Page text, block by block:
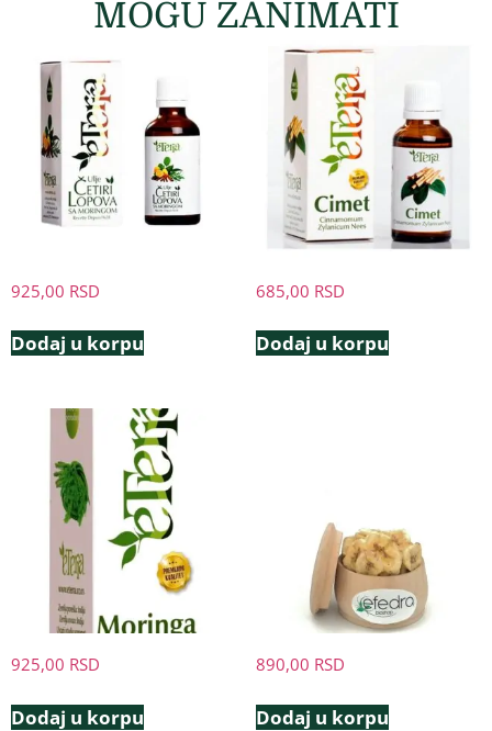
MOGU ZANIMATI
925,00 RSD
Dodaj u korpu
685,00 RSD
Dodaj u korpu
925,00 RSD
Dodaj u korpu
890,00 RSD
Dodaj u korpu